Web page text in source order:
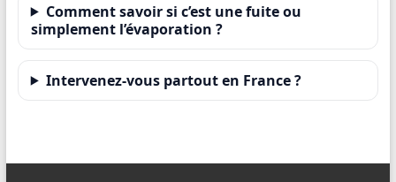
Comment savoir si c’est une fuite ou
simplement l’évaporation ?
Intervenez-vous partout en France ?